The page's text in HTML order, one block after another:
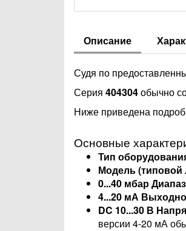
Описание
Судя по
Серия 404304обычно
Ниже приведена
Основные
Тип
Модель (типовой
0...40 мбар
4...20 мА
DC 10...30 В
версии 4-20 мА